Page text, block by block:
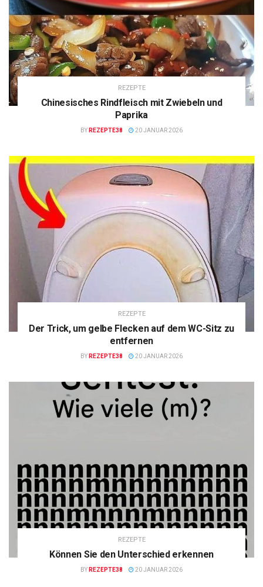
REZEPTE
Chinesisches Rindfleisch mit Zwiebeln und
Paprika
BY REZEPTE38 20 JANUAR 2026
REZEPTE
Der Trick, um gelbe Flecken auf dem WC-Sitz zu
entfernen
BY REZEPTE38 20 JANUAR 2026
REZEPTE
Können Sie den Unterschied erkennen
BY REZEPTE38 20 JANUAR 2026